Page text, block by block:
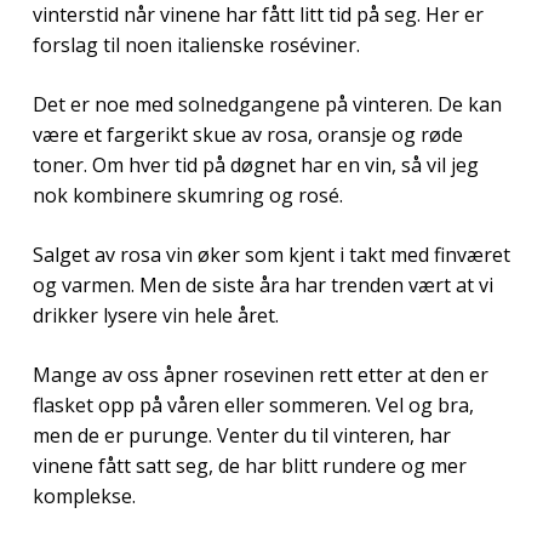
vinterstid når vinene har fått litt tid på seg. Her er
forslag til noen italienske roséviner.
Det er noe med solnedgangene på vinteren. De kan
være et fargerikt skue av rosa, oransje og røde
toner. Om hver tid på døgnet har en vin, så vil jeg
nok kombinere skumring og rosé.
Salget av rosa vin øker som kjent i takt med finværet
og varmen. Men de siste åra har trenden vært at vi
drikker lysere vin hele året.
Mange av oss åpner rosevinen rett etter at den er
flasket opp på våren eller sommeren. Vel og bra,
men de er purunge. Venter du til vinteren, har
vinene fått satt seg, de har blitt rundere og mer
komplekse.